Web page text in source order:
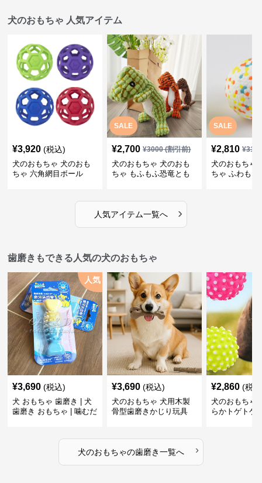
犬のおもちゃ 人気アイテム
¥3,920 (税込)
犬のおもちゃ 犬のおも
ちゃ 六角網目ボール
SALE
¥2,700 ¥3000(割引前)
犬のおもちゃ 犬のおも
ちゃ もふもふ恐竜とも
SALE
¥2,810 ¥
犬のおもちゃ
ちゃ ふわもこ
人気アイテム一覧へ ›
歯磨きもできる人気の犬のおもちゃ
人気
¥3,690 (税込)
犬 おもちゃ 歯磨き | 犬
歯磨き おもちゃ | 噛むだ
¥3,690 (税込)
犬のおもちゃ 犬用木製
骨型歯磨きかじり玩具
¥2,860 (税
犬のおもちゃ
らかトゲトゲ
犬のおもちゃの歯磨き一覧へ ›